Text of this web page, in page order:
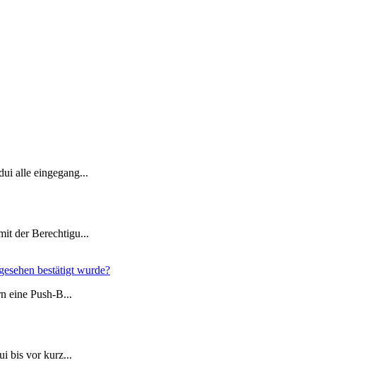
alle eingegang...
der Berechtigu...
bestätigt wurde?
eine Push-B...
bis vor kurz...